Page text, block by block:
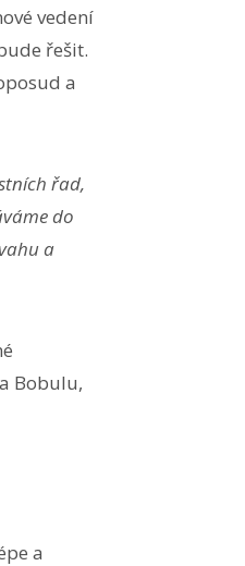
vedení
řešit.
a
řad,
do
a
Bobulu,
a